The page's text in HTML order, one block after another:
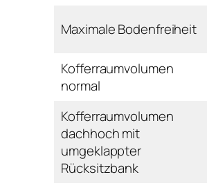
Maximale Bodenfreiheit
Kofferraumvolumen
normal
Kofferraumvolumen
dachhoch mit
umgeklappter
Rücksitzbank